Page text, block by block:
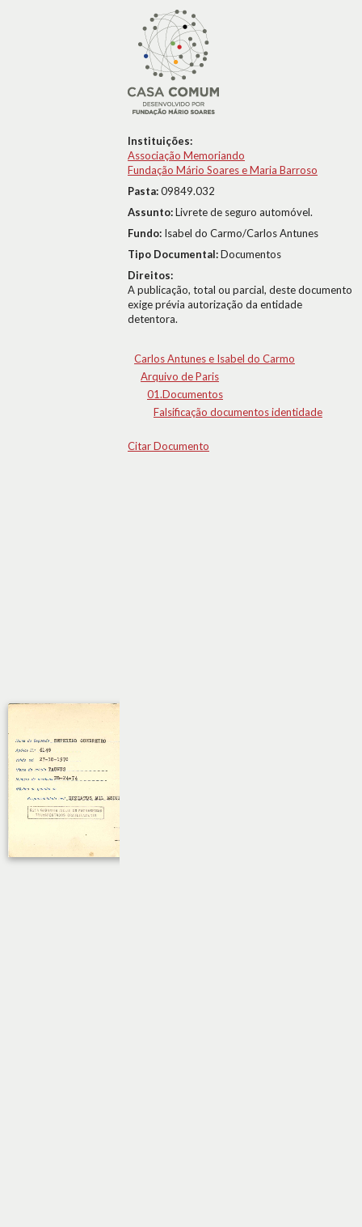
Instituições:
Associação Memoriando
Fundação Mário Soares e Maria Barroso
Pasta:09849.032
Assunto:Livrete de seguro automóvel.
Fundo: Isabel do Carmo/Carlos Antunes
Tipo Documental:Documentos
Direitos:
A publicação, total ou parcial, deste documento
exige prévia autorização da entidade
detentora.
Carlos Antunes e Isabel do Carmo
Arquivo de Paris
01.Documentos
Falsificação documentos identidade
Citar Documento